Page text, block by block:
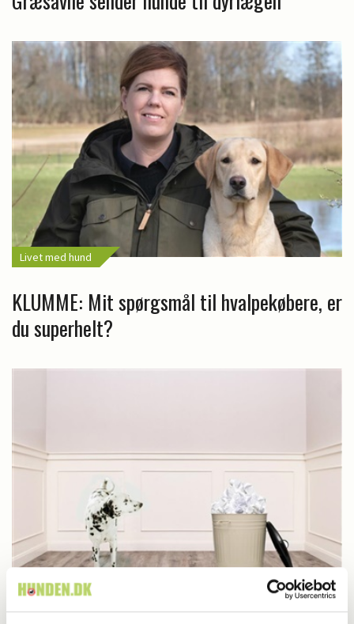
Livet med hund
KLUMME: Mit spørgsmål til hvalpekøbere, er
du superhelt?
Livet med hund